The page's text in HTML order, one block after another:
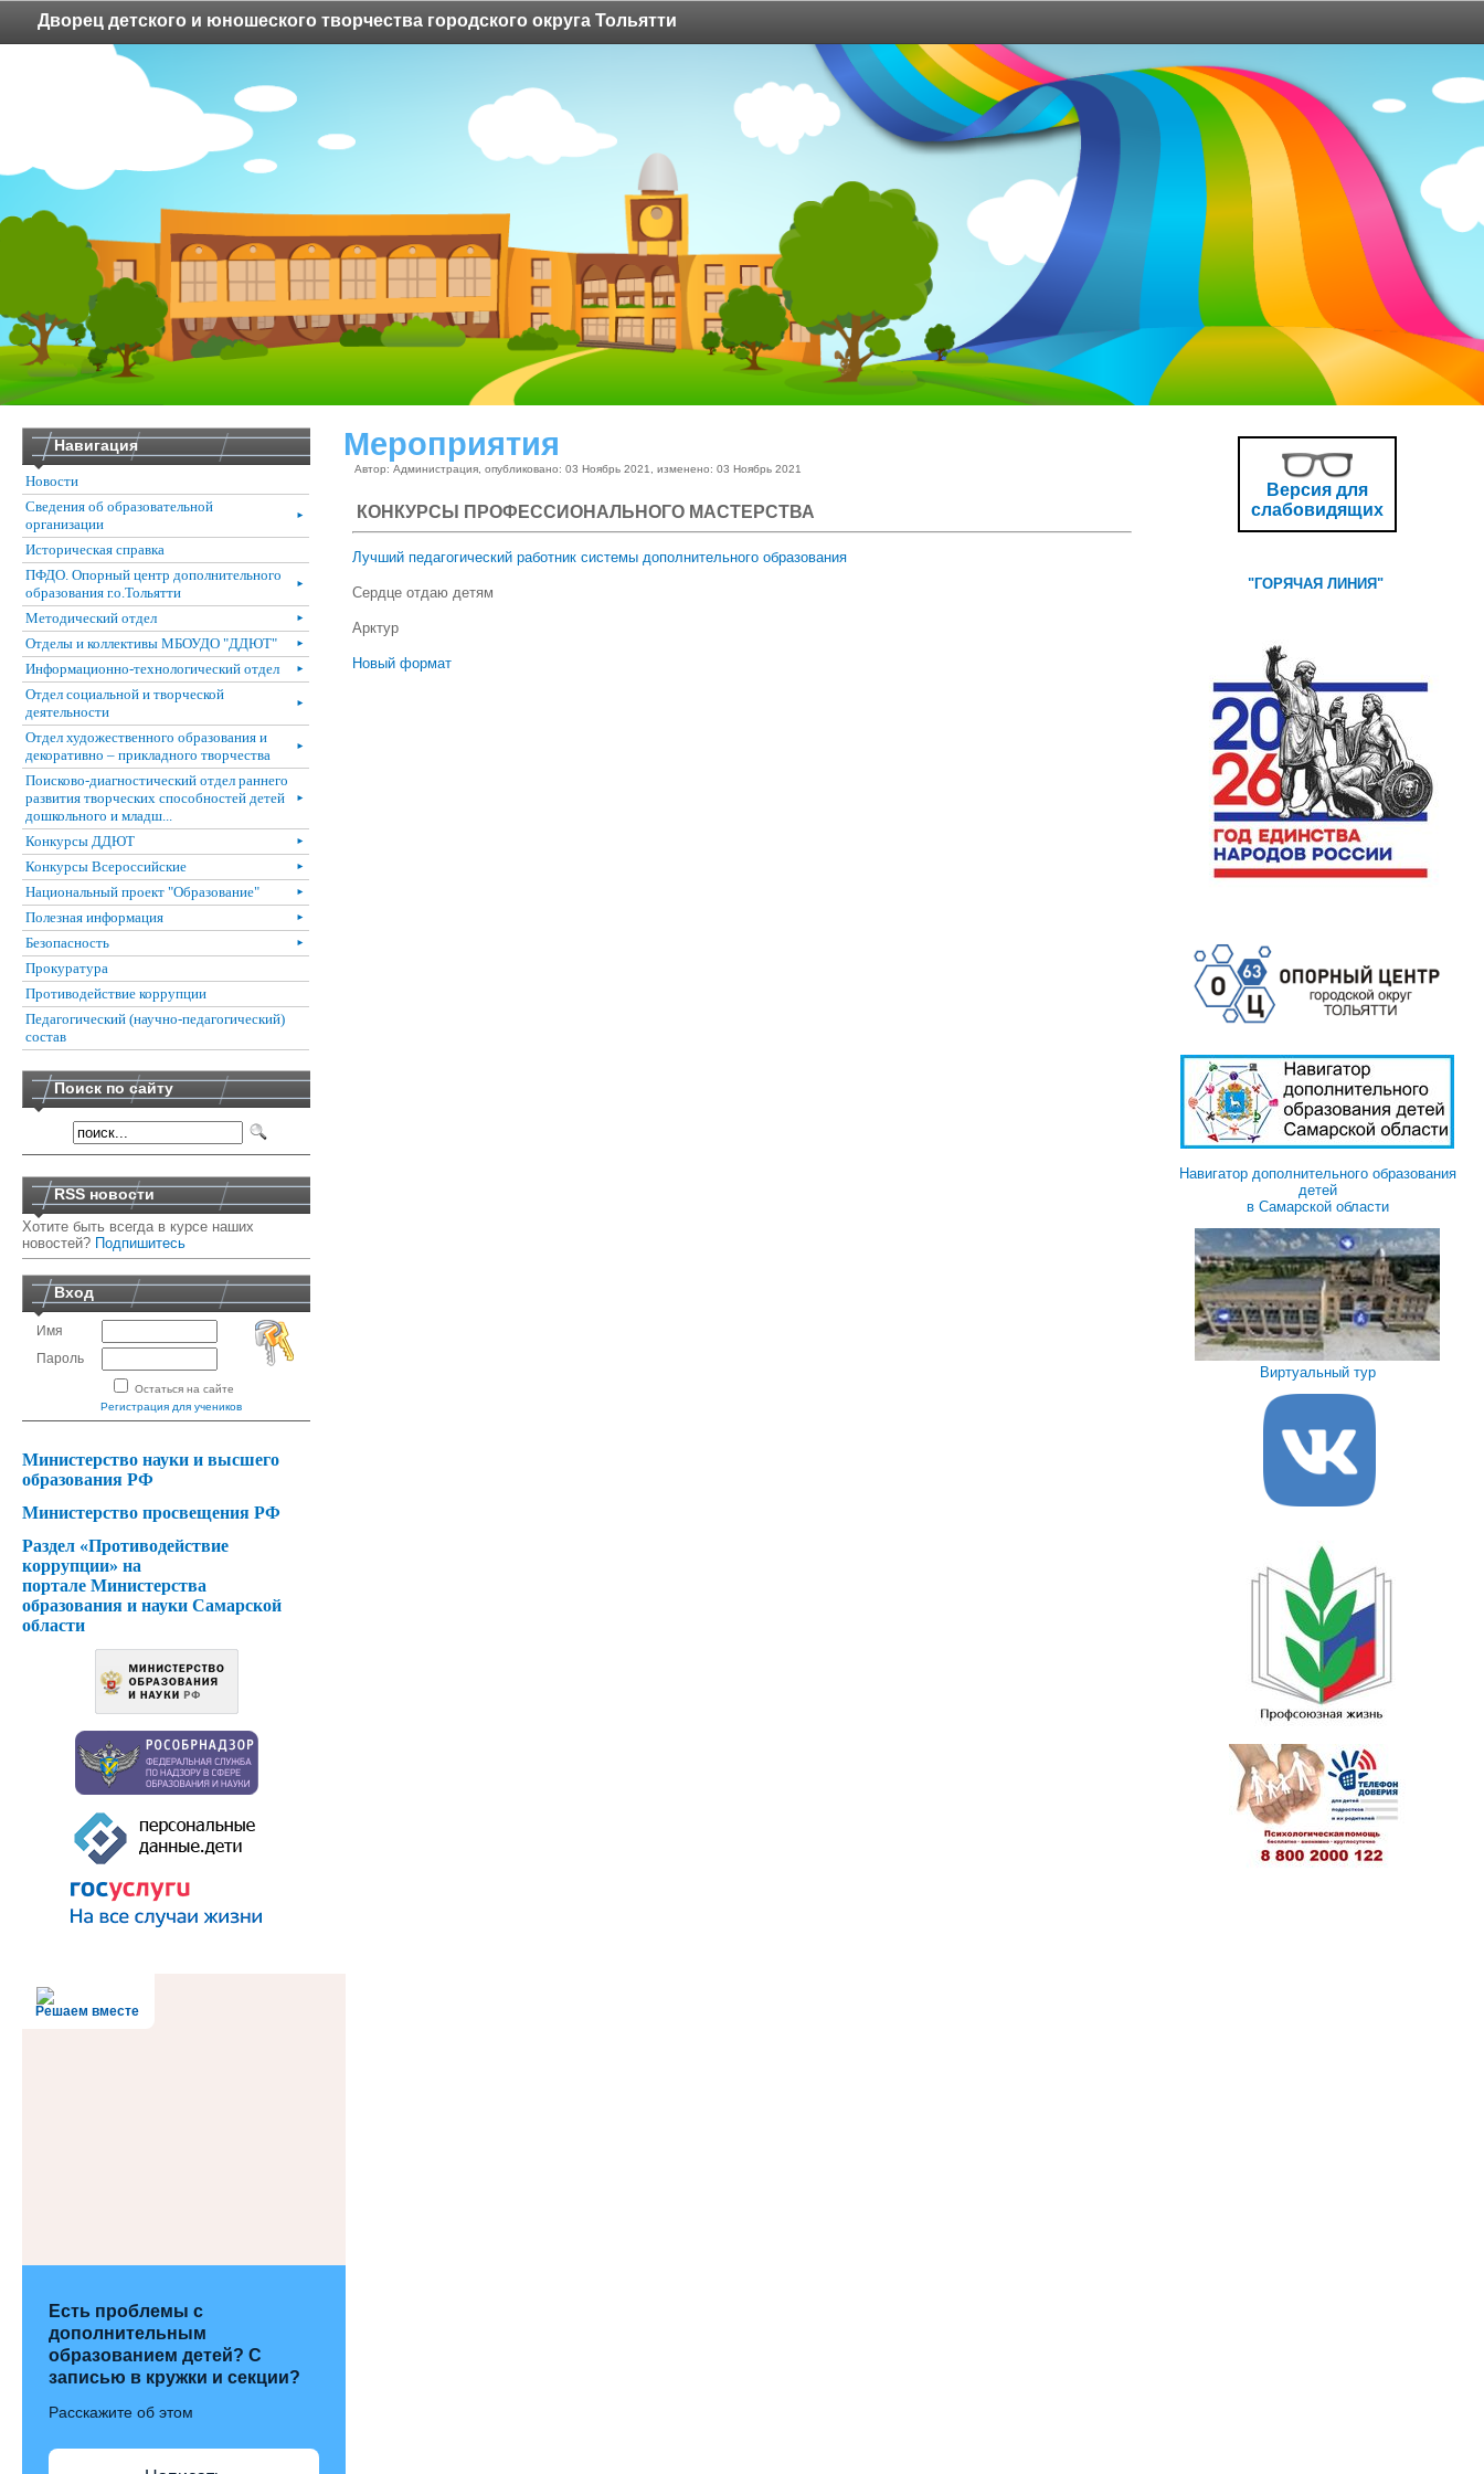
Дворец детского и юношеского творчества городского округа Тольятти
Навигация
Новости
Сведения об образовательной
организации
►
Историческая справка
ПФДО. Опорный центр дополнительного
образования г.о.Тольятти
►
Методический отдел ►
Отделы и коллективы МБОУДО "ДДЮТ" ►
Информационно-технологический отдел ►
Отдел социальной и творческой
деятельности
►
Отдел художественного образования и
декоративно – прикладного творчества
►
Поисково-диагностический отдел раннего
развития творческих способностей детей
дошкольного и младш...
►
Конкурсы ДДЮТ ►
Конкурсы Всероссийские ►
Национальный проект "Образование" ►
Полезная информация ►
Безопасность ►
Прокуратура
Противодействие коррупции
Педагогический (научно-педагогический)
состав
Поиск по сайту
RSS новости
Хотите быть всегда в курсе наших
новостей? Подпишитесь
Вход
Имя
Пароль
Остаться на сайте
Регистрация для учеников
Министерство науки и высшего
образования РФ
Министерство просвещения РФ
Раздел «Противодействие
коррупции» на
портале Министерства
образования и науки Самарской
области
Решаем вместе
Есть проблемы с
дополнительным
образованием детей? С
записью в кружки и секции?
Расскажите об этом
Мероприятия
Автор: Администрация, опубликовано: 03 Ноябрь 2021, изменено: 03 Ноябрь 2021
КОНКУРСЫ ПРОФЕССИОНАЛЬНОГО МАСТЕРСТВА
Лучший педагогический работник системы дополнительного образования
Сердце отдаю детям
Арктур
Новый формат
Версия для
слабовидящих
"ГОРЯЧАЯ ЛИНИЯ"
Навигатор дополнительного образования
детей
в Самарской области
Виртуальный тур